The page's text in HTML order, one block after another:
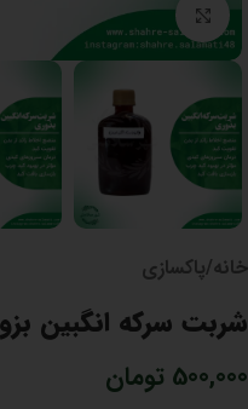
برای بزرگنمایی کلیک کنید
خانه/پاکسازی
شربت سرکه انگبین
500,000 تومان